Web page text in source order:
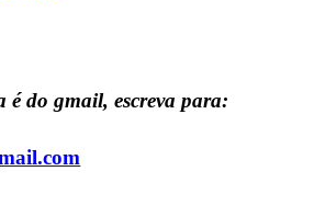
é do gmail, escreva para: